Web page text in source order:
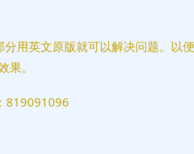
用英文原版就可以解决问题。以
。
819091096